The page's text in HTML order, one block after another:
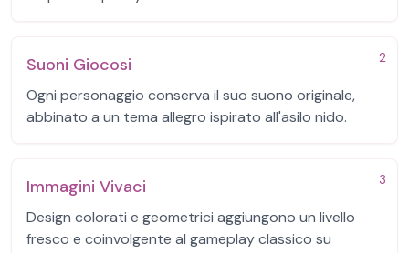
2
Suoni Giocosi
Ogni personaggio conserva il suo suono originale,
abbinato a un tema allegro ispirato all'asilo nido.
3
Immagini Vivaci
Design colorati e geometrici aggiungono un livello
fresco e coinvolgente al gameplay classico su